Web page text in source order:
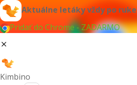
Aktuálne letáky vždy po ruke
Pridať do Chrome - ZADARMO
Kimbino